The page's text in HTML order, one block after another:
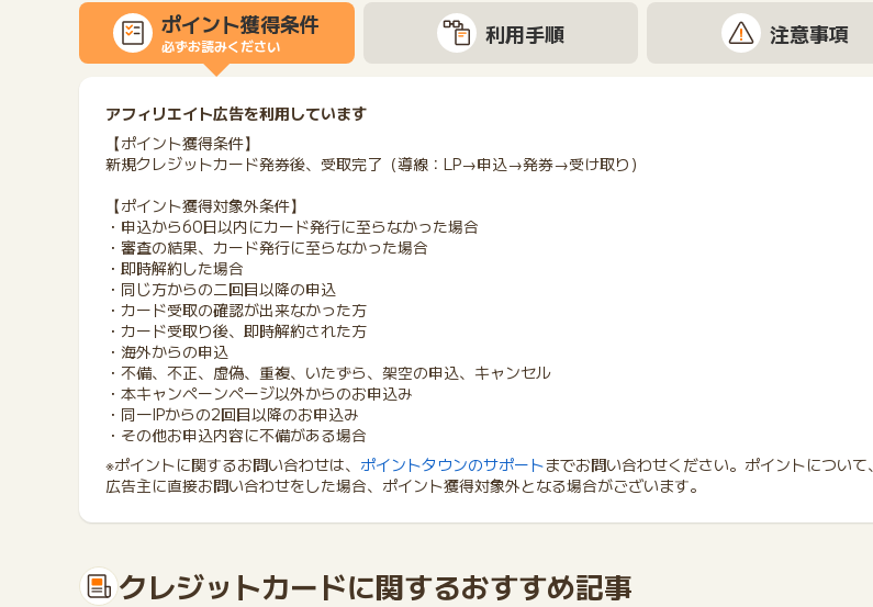
ポイント獲得条件
必ずお読みください 利用手順 注意事項
アフィリエイト広告を利用しています
【ポイント獲得条件】
新規クレジットカード発券後、受取完了（導線：LP→申込→発券→受け取り）
【ポイント獲得対象外条件】
・申込から60日以内にカード発行に至らなかった場合
・審査の結果、カード発行に至らなかった場合
・即時解約した場合
・同じ方からの二回目以降の申込
・カード受取の確認が出来なかった方
・カード受取り後、即時解約された方
・海外からの申込
・不備、不正、虚偽、重複、いたずら、架空の申込、キャンセル
・本キャンペーンページ以外からのお申込み
・同一IPからの2回目以降のお申込み
・その他お申込内容に不備がある場合
※ポイントに関するお問い合わせは、 ポイントタウンのサポートまでお問い合わせください。ポイントについて、
広告主に直接お問い合わせをした場合、ポイント獲得対象外となる場合がございます。
クレジットカードに関するおすすめ記事